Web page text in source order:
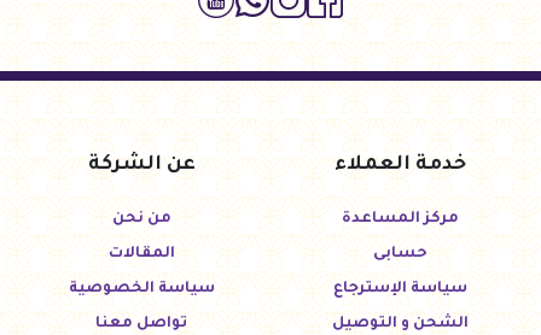
خدمة العملاء
مركز المساعدة
حسابى
سياسة الإسترجاع
الشحن و التوصيل
عن الشركة
من نحن
المقالات
سياسة الخصوصية
تواصل معنا